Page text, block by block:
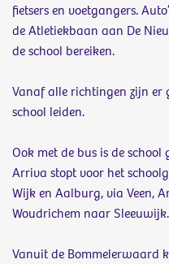
fietsers en voetgangers.
de Atletiekbaan aan De
de school bereiken.
Vanaf alle richtingen zijn er
school leiden.
Ook met de bus is de
Arriva stopt voor het
Wijk en Aalburg, via Veen,
Woudrichem naar Sleeuwijk.
Vanuit de Bommelerwaard